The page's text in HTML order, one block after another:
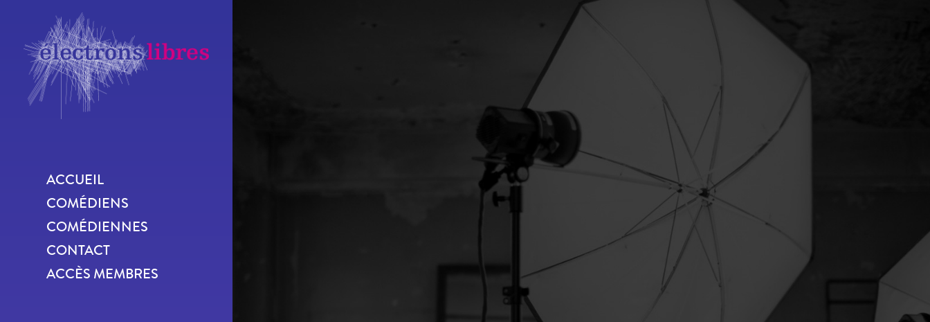
ACCUEIL
COMÉDIENS
COMÉDIENNES
CONTACT
ACCÈS MEMBRES